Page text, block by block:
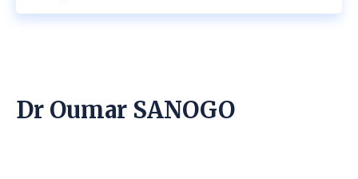
Dr Oumar SANOGO